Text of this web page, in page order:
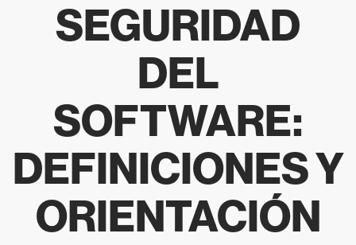
SEGURIDAD
DEL
SOFTWARE:
DEFINICIONES Y
ORIENTACIÓN